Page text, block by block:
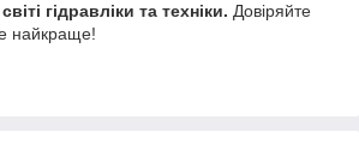
гідравліки та техніки. Довіряйте
найкраще!